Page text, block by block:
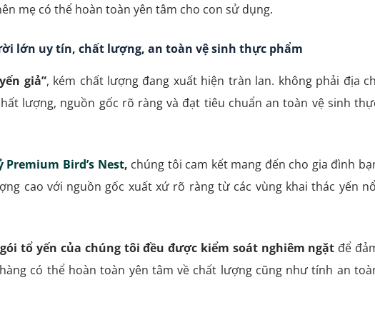
mẹ có thể hoàn toàn yên tâm cho con sử dụng.
lớn uy tín, chất lượng, an toàn vệ sinh thực phẩm
giả”, kém chất lượng đang xuất hiện tràn lan. không phải địa
lượng, nguồn gốc rõ ràng và đạt tiêu chuẩn an toàn vệ sinh
Premium Bird’s Nest, chúng tôi cam kết mang đến cho gia đình
cao với nguồn gốc xuất xứ rõ ràng từ các vùng khai thác yến
tổ yến của chúng tôi đều được kiểm soát nghiêm ngặt để
có thể hoàn toàn yên tâm về chất lượng cũng như tính an